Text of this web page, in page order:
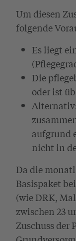
Um diesen
folgende
Es liegt
Die
oder ist
aufgrund
nicht in
Da die
Basispaket
(wie DRK,
zwischen 23
Zuschuss der